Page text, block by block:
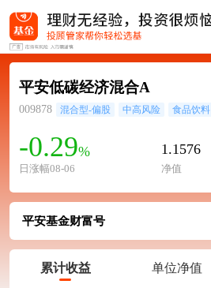
平安低碳经济混合A
009878 混合型-偏股 中高风险 食品饮料
-0.29%
日涨幅08-06
1.1576
净值
平安基金财富号
累计收益 单位净值